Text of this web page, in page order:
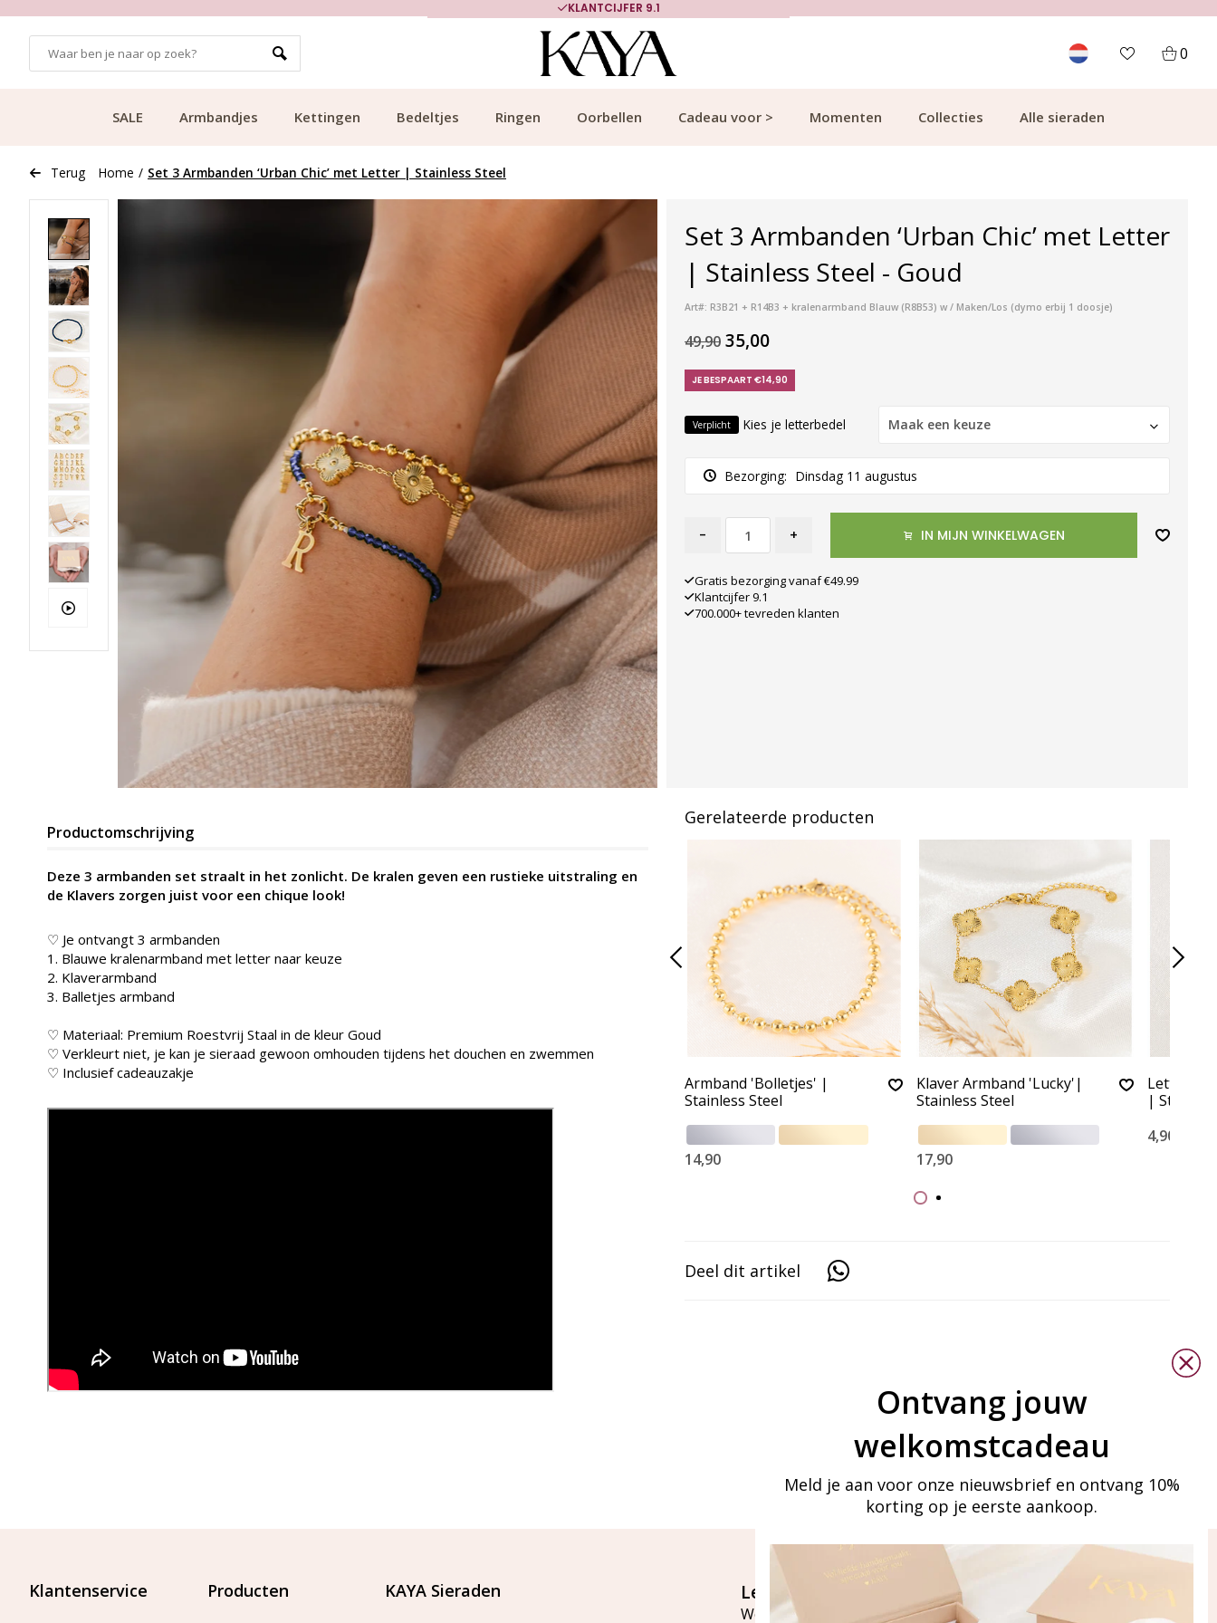
KLANTCIJFER 9.1
0
SALE Armbandjes Kettingen Bedeltjes Ringen Oorbellen Cadeau voor > Momenten Collecties Alle sieraden
Terug Home / Set 3 Armbanden ‘Urban Chic’ met Letter | Stainless Steel
Set 3 Armbanden ‘Urban Chic’ met Letter
| Stainless Steel - Goud
Art#: R3B21 + R14B3 + kralenarmband Blauw (R8B53) w / Maken/Los (dymo erbij 1 doosje)
49,90 35,00
JE BESPAART €14,90
Verplicht Kies je letterbedel Maak een keuze
Bezorging: Dinsdag 11 augustus
- + IN MIJN WINKELWAGEN
Gratis bezorging vanaf €49.99
Klantcijfer 9.1
700.000+ tevreden klanten
Productomschrijving
Deze 3 armbanden set straalt in het zonlicht. De kralen geven een rustieke uitstraling en
de Klavers zorgen juist voor een chique look!
♡ Je ontvangt 3 armbanden
1. Blauwe kralenarmband met letter naar keuze
2. Klaverarmband
3. Balletjes armband
♡ Materiaal: Premium Roestvrij Staal in de kleur Goud
♡ Verkleurt niet, je kan je sieraad gewoon omhouden tijdens het douchen en zwemmen
♡ Inclusief cadeauzakje
Gerelateerde producten
Armband 'Bolletjes' |
Stainless Steel
14,90
Klaver Armband 'Lucky'|
Stainless Steel
17,90
Letter
|
4,90
Deel dit artikel
Klantenservice Producten KAYA Sieraden Let's stay in touch
Word lid van onze mailinglijst
Ontvang jouw
welkomstcadeau
Meld je aan voor onze nieuwsbrief en ontvang 10%
korting op je eerste aankoop.